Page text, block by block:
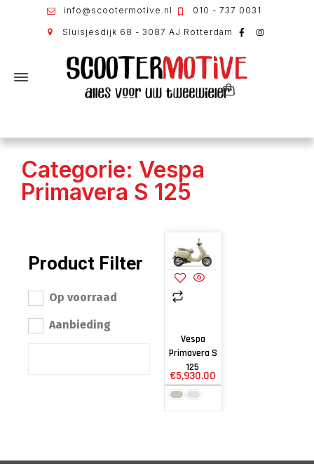
info@scootermotive.nl 010 - 737 0031
Sluisjesdijk 68 - 3087 AJ Rotterdam
Categorie: Vespa
Primavera S 125
Product Filter
Op voorraad
Aanbieding
Vespa
Primavera S
125
€5,930.00